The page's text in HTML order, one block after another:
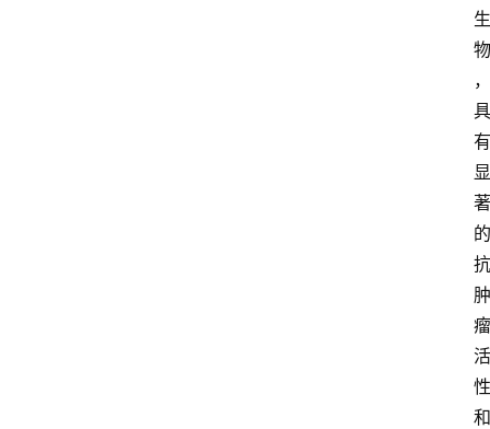
生
物
，
具
有
显
著
的
抗
肿
瘤
活
性
和